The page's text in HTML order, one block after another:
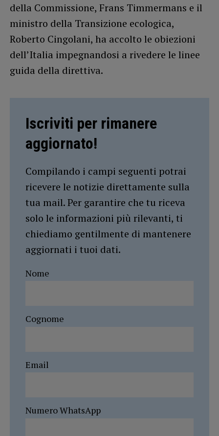
della Commissione, Frans Timmermans e il
ministro della Transizione ecologica,
Roberto Cingolani, ha accolto le obiezioni
dell’Italia impegnandosi a rivedere le linee
guida della direttiva.
Iscriviti per rimanere
aggiornato!
Compilando i campi seguenti potrai
ricevere le notizie direttamente sulla
tua mail. Per garantire che tu riceva
solo le informazioni più rilevanti, ti
chiediamo gentilmente di mantenere
aggiornati i tuoi dati.
Nome
Cognome
Email
Numero WhatsApp